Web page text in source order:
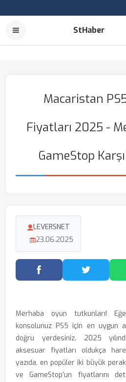
StHaber
Macaristan
Fiyatları 2025 -
GameStop
LEVERSNET
23.06.2025
Facebook'ta Paylaş
Merhaba oyun tutkunları!
konsolunuz PS5 için en uygun
doğru yerdesiniz. 2025
aksesuar fiyatları oldukça
yazıda, en popüler iki büyük
ve GameStop’un fiyatlarını